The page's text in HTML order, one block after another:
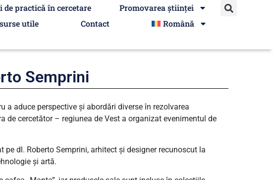
de practică în cercetare
Promovarea științei
utile Contact Română
Semprini
a aduce perspective și abordări diverse în rezolvarea
de cercetător – regiunea de Vest a organizat evenimentul de
dl. Roberto Semprini, arhitect și designer recunoscut la
și artă.